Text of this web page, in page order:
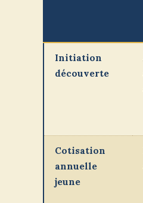
Initiation
découverte
Cotisation
annuelle
jeune